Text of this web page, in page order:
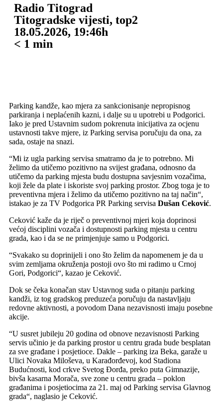
Radio Titograd
Titogradske vijesti, top2
18.05.2026, 19:46h
< 1 min
Parking kandže, kao mjera za sankcionisanje nepropisnog
parkiranja i neplaćenih kazni, i dalje su u upotrebi u Podgorici.
Iako je pred Ustavnim sudom pokrenuta inicijativa za ocjenu
ustavnosti takve mjere, iz Parking servisa poručuju da ona, za
sada, ostaje na snazi.
“Mi iz ugla parking servisa smatramo da je to potrebno. Mi
želimo da utičemo pozitivno na svijest građana, odnosno da
utičemo da parking mjesta budu dostupna savjesnim vozačima,
koji žele da plate i iskoriste svoj parking prostor. Zbog toga je to
preventivna mjera i želimo da utičemo pozitivno na taj način“,
istakao je za TV Podgorica PR Parking servisa Dušan Ceković.
Ceković kaže da je riječ o preventivnoj mjeri koja doprinosi
većoj disciplini vozača i dostupnosti parking mjesta u centru
grada, kao i da se ne primjenjuje samo u Podgorici.
“Svakako su doprinijeli i ono što želim da napomenem je da u
svim zemljama okruženja postoji ovo što mi radimo u Crnoj
Gori, Podgorici“, kazao je Ceković.
Dok se čeka konačan stav Ustavnog suda o pitanju parking
kandži, iz tog gradskog preduzeća poručuju da nastavljaju
redovne aktivnosti, a povodom Dana nezavisnosti imaju posebne
akcije.
“U susret jubileju 20 godina od obnove nezavisnosti Parking
servis učinio je da parking prostor u centru grada bude besplatan
za sve građane i posjetioce. Dakle – parking iza Beka, garaže u
Ulici Novaka Miloševa, u Karađorđevoj, kod Stadiona
Budućnosti, kod crkve Svetog Đorđa, preko puta Gimnazije,
bivša kasarna Morača, sve zone u centru grada – poklon
građanima i posjetiocima za 21. maj od Parking servisa Glavnog
grada“, naglasio je Ceković.